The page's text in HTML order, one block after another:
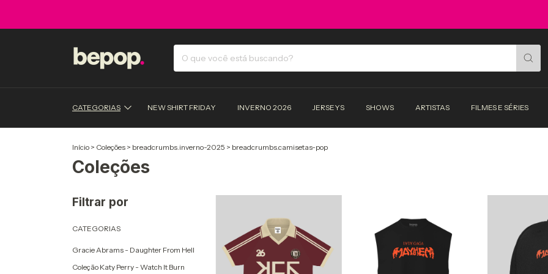
CATEGORIAS NEW SHIRT FRIDAY INVERNO 2026 JERSEYS SHOWS ARTISTAS FILMES E SÉRIES
Início > Coleções > breadcrumbs.inverno-2025 > breadcrumbs.camisetas-pop
Coleções
Filtrar por
CATEGORIAS
Gracie Abrams - Daughter From Hell
Coleção Katy Perry - Watch It Burn